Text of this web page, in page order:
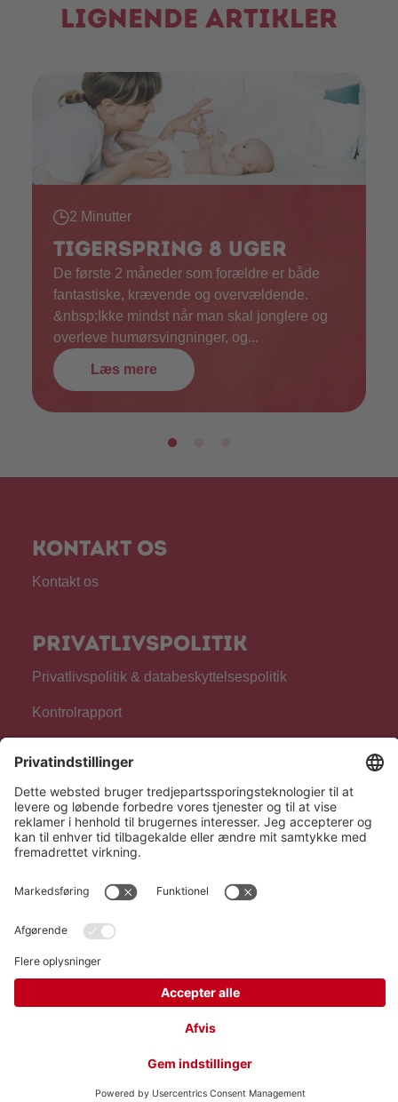
Lignende artikler
2 Minutter
Tigerspring 8 uger
De første 2 måneder som forældre er både
fantastiske, krævende og overvældende.
&nbsp;Ikke mindst når man skal jonglere og
overleve humørsvingninger, og...
Læs mere
Kontakt os
Kontakt os
Privatlivspolitik
Privatlivspolitik & databeskyttelsespolitik
Kontrolrapport
Generelt
Om os
Produkter
Følg os
Copyright © Hero 2026